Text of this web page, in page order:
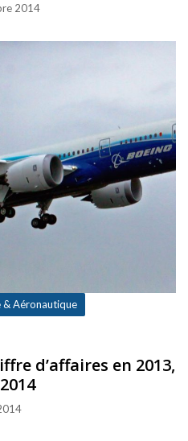
2014
& Aéronautique
d’affaires en 2013,